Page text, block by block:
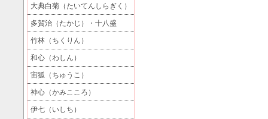
大典白菊（たいてんしらぎく）
多賀治（たかじ）・十八盛
竹林（ちくりん）
和心（わしん）
宙狐（ちゅうこ）
神心（かみこころ）
伊七（いしち）